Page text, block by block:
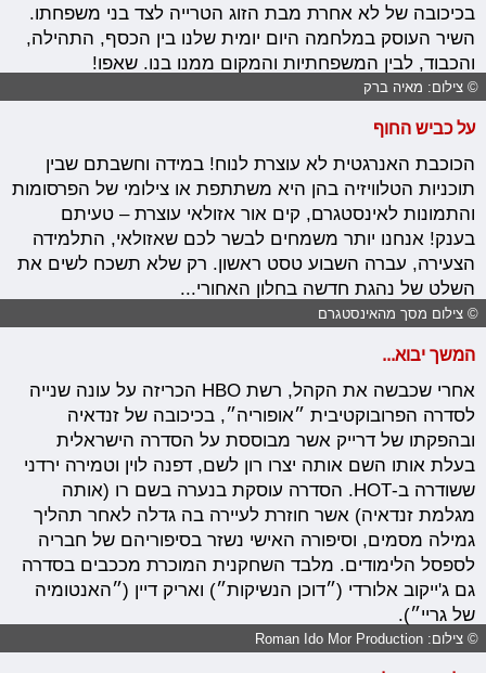
בכיכובה של לא אחרת מבת הזוג הטרייה לצד בני משפחתו.
השיר העוסק במלחמה היום יומית שלנו בין הכסף, התהילה,
והכבוד, לבין המשפחתיות והמקום ממנו בנו. שאפו!
© צילום: מאיה ברק
על כביש החוף
הכוכבת האנרגטית לא עוצרת לנוח! במידה וחשבתם שבין
תוכניות הטלוויזיה בהן היא משתתפת או צילומי של הפרסומות
והתמונות לאינסטגרם, קים אור אזולאי עוצרת – טעיתם
בענק! אנחנו יותר משמחים לבשר לכם שאזולאי, התלמידה
הצעירה, עברה השבוע טסט ראשון. רק שלא תשכח לשים את
השלט של נהגת חדשה בחלון האחורי...
© צילום מסך מהאינסטגרם
המשך יבוא...
אחרי שכבשה את הקהל, רשת HBO הכריזה על עונה שנייה
לסדרה הפרובוקטיבית ״אופוריה״, בכיכובה של זנדאיה
ובהפקתו של דרייק אשר מבוססת על הסדרה הישראלית
בעלת אותו השם אותה יצרו רון לשם, דפנה לוין וטמירה ירדני
ששודרה ב-HOT. הסדרה עוסקת בנערה בשם רו (אותה
מגלמת זנדאיה) אשר חוזרת לעיירה בה גדלה לאחר תהליך
גמילה מסמים, וסיפורה האישי נשזר בסיפוריהם של חבריה
לספסל הלימודים. מלבד השחקנית המוכרת מככבים בסדרה
גם ג'ייקוב אלורדי (״דוכן הנשיקות״) ואריק דיין (״האנטומיה
של גריי״).
© צילום: Roman Ido Mor Production